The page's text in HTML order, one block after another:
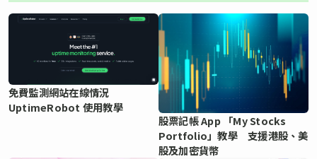
免費監測網站在線情況
UptimeRobot 使用教學
股票記帳 App 「My Stocks
Portfolio」教學 支援港股、美
股及加密貨幣